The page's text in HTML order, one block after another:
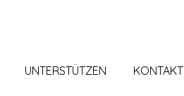
UNTERSTÜTZEN KONTAKT